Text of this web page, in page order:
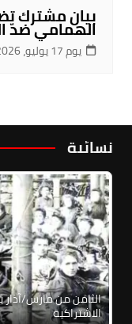
بيان مشترك
الهمامي ضدّ
يوم 17 يوليو، 2026
نسائية
الثامن من مارس/آذار
الاشتراكية